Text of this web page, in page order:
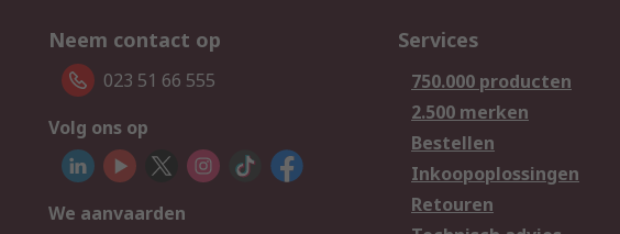
Neem contact op
023 51 66 555
Volg ons op
We aanvaarden
Services
750.000 producten
2.500 merken
Bestellen
Inkoopoplossingen
Retouren